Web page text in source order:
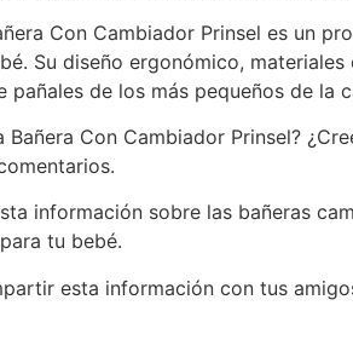
Con Cambiador Prinsel es un
Su diseño ergonómico,
pañales de los más pequeños de la
Bañera Con Cambiador Prinsel?
información sobre las bañeras
tu bebé.
esta información con tus